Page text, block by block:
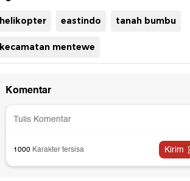
teknisi.
helikopter eastindo tanah bumbu
kecamatan mentewe